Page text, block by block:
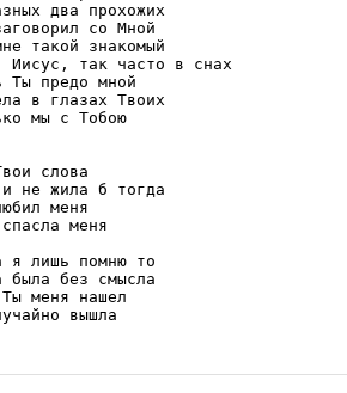
два прохожих
со Мной
такой знакомый
Иисус, так часто в снах
Ты предо мной
в глазах Твоих
мы с Тобою
слова
не жила б тогда
меня
меня
я лишь помню то
была без смысла
меня нашел
вышла